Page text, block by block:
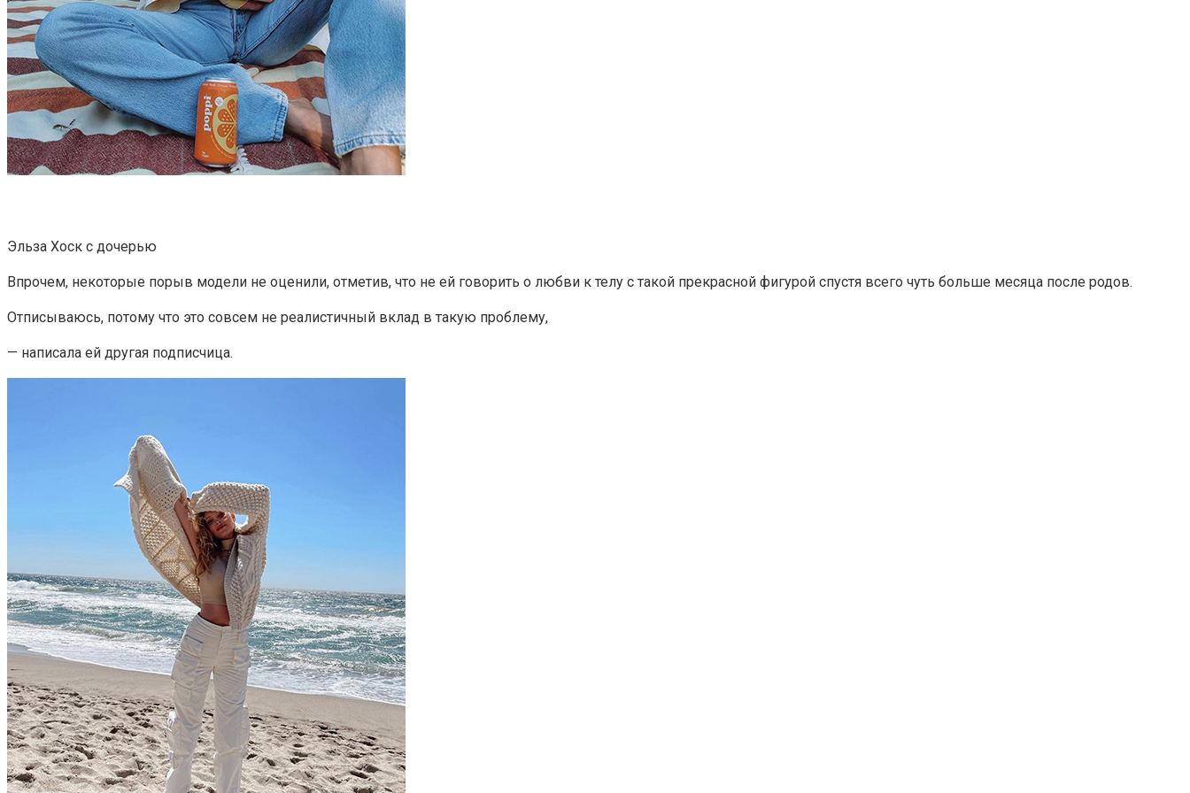
Эльза Хоск с дочерью
Впрочем, некоторые порыв модели не оценили, отметив, что не ей говорить о любви к телу с такой прекрасной фигурой спустя всего чуть больше месяца после родов.
Отписываюсь, потому что это совсем не реалистичный вклад в такую проблему,
— написала ей другая подписчица.